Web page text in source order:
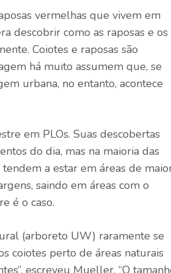
vermelhas que vivem em
descobrir como as raposas e os
Coiotes e raposas são
há muito assumem que, se
urbana, no entanto, acontece
em PLOs. Suas descobertas
do dia, mas na maioria das
a estar em áreas de
saindo em áreas com o
é o caso.
(arboreto UW) raramente se
coiotes perto de áreas naturais
escreveu Mueller. “O